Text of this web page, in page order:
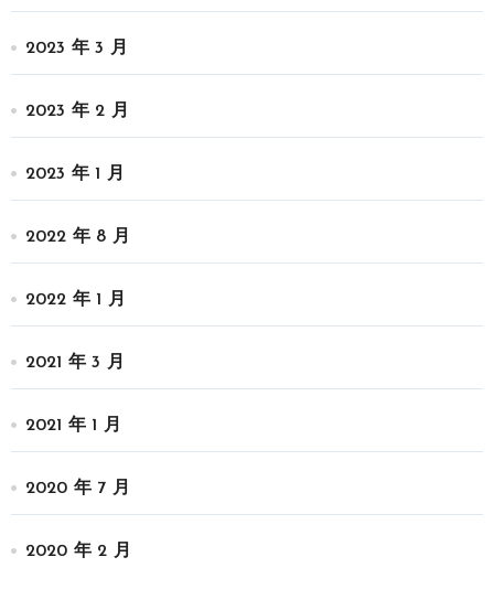
2023 年 3 月
2023 年 2 月
2023 年 1 月
2022 年 8 月
2022 年 1 月
2021 年 3 月
2021 年 1 月
2020 年 7 月
2020 年 2 月